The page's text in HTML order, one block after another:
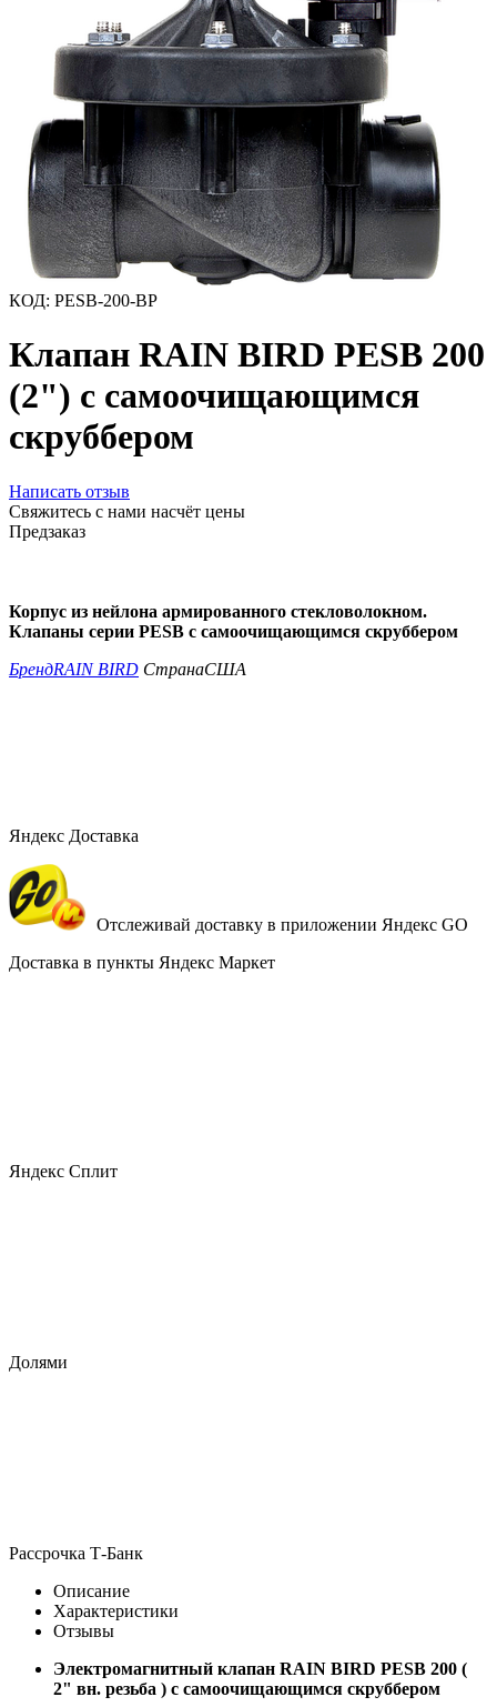
КОД: PESB-200-BP
Клапан RAIN BIRD PESB 200
(2") с самоочищающимся
скруббером
Написать отзыв
Свяжитесь с нами насчёт цены
Предзаказ
Корпус из нейлона армированного стекловолокном.
Клапаны серии PESB с самоочищающимся скруббером
БрендRAIN BIRD СтранаСША
Яндекс Доставка
Отслеживай доставку в приложении Яндекс GO
Доставка в пункты Яндекс Маркет
Яндекс Сплит
Долями
Рассрочка Т-Банк
Описание
Характеристики
Отзывы
Электромагнитный клапан RAIN BIRD PESB 200 (
2" вн. резьба ) с самоочищающимся скруббером